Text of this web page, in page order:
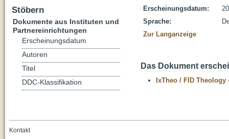
Erscheinungsdatum:
Sprache:
Zur Langanzeige
Das Dokument
IxTheo / FID Theology
Stöbern
Dokumente aus Instituten und
Partnereinrichtungen
Erscheinungsdatum
Autoren
Titel
DDC-Klassifikation
Kontakt